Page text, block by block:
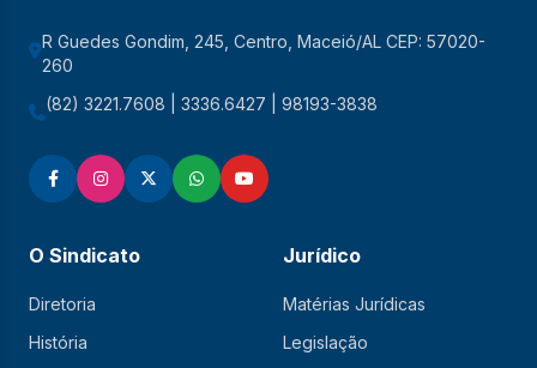
R Guedes Gondim, 245, Centro, Maceió/AL CEP: 57020-
260
(82) 3221.7608 | 3336.6427 | 98193-3838
O Sindicato
Diretoria
História
Jurídico
Matérias Jurídicas
Legislação